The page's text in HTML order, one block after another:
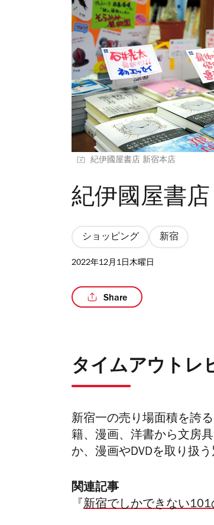
紀伊國屋書店 新宿本店
紀伊國屋書
ショッピング 新宿
2022年12月1日木曜日
Share
タイムアウトレ
新宿一の売り場面積を誇
籍、漫画、洋書から文房
か、漫画やDVDを取り扱う
関連記事
『 新宿でしかできない101